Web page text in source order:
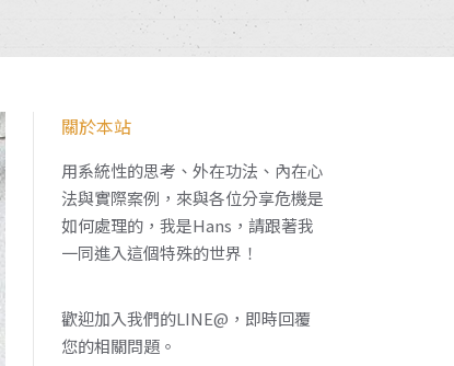
關於本站
用系統性的思考、外在功法、內在心
法與實際案例，來與各位分享危機是
如何處理的，我是Hans，請跟著我
一同進入這個特殊的世界！
歡迎加入我們的LINE@，即時回覆
您的相關問題。